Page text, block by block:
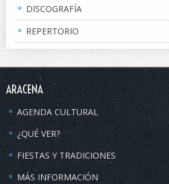
DISCOGRAFÍA
REPERTORIO
ARACENA
AGENDA CULTURAL
¿QUÉ VER?
FIESTAS Y TRADICIONES
MÁS INFORMACIÓN